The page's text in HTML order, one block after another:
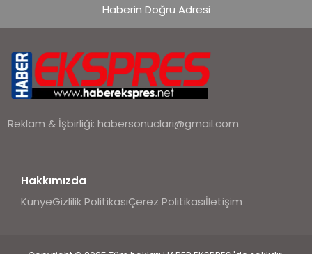
Haberin Doğru Adresi
Reklam & İşbirliği:habersonuclari@gmail.com
Hakkımızda
KünyeGizlilik PolitikasıÇerez Politikasıİletişim